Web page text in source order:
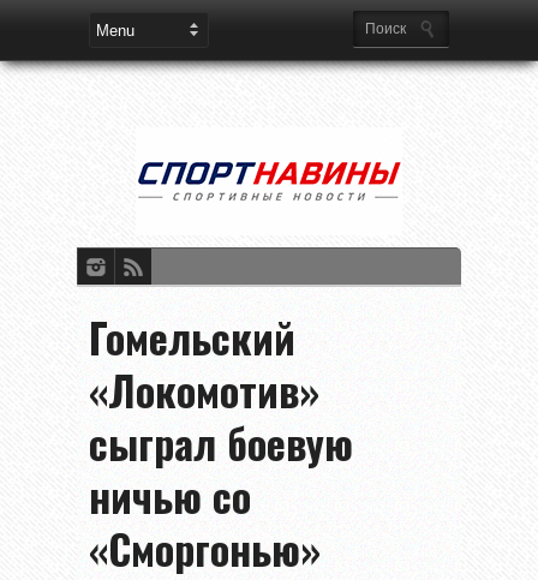
Гомельский
«Локомотив»
сыграл боевую
ничью со
«Сморгонью»